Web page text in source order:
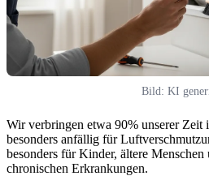
Bild: KI
Wir verbringen etwa 90% unserer Zeit
besonders anfällig für
besonders für Kinder, ältere Menschen
chronischen Erkrankungen.